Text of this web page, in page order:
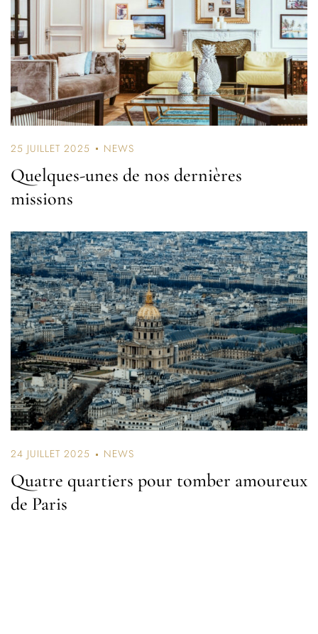
25 JUILLET 2025 NEWS
Quelques-unes de nos dernières
missions
24 JUILLET 2025 NEWS
Quatre quartiers pour tomber amoureux
de Paris